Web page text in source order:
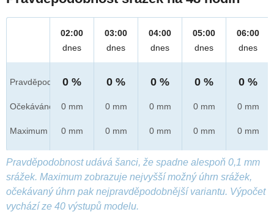
Pravděpod.
Očekáváno
Maximum
02:00
dnes
0 %
0 mm
0 mm
03:00
dnes
0 %
0 mm
0 mm
04:00
dnes
0 %
0 mm
0 mm
05:00
dnes
0 %
0 mm
0 mm
06:00
dnes
0 %
0 mm
0 mm
Pravděpodobnost udává šanci, že spadne alespoň 0,1 mm
srážek. Maximum zobrazuje nejvyšší možný úhrn srážek,
očekávaný úhrn pak nejpravděpodobnější variantu. Výpočet
vychází ze 40 výstupů modelu.